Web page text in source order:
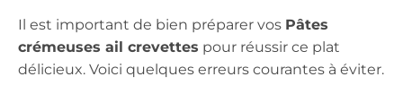
Il est important de bien préparer vos Pâtes
crémeuses ail crevettes pour réussir ce plat
délicieux. Voici quelques erreurs courantes à éviter.